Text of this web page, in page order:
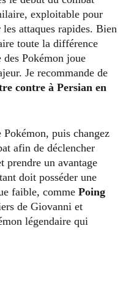
exploitable pour
attaques rapides. Bien
toute la différence
Pokémon joue
Je recommande de
contre à Persian en
puis changez
afin de déclencher
prendre un avantage
doit posséder une
faible, comme Poing
de Giovanni et
légendaire qui